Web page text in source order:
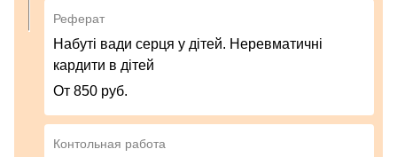
Реферат
Набуті вади серця у дітей. Неревматичні
кардити в дітей
От 850 руб.
Контольная работа